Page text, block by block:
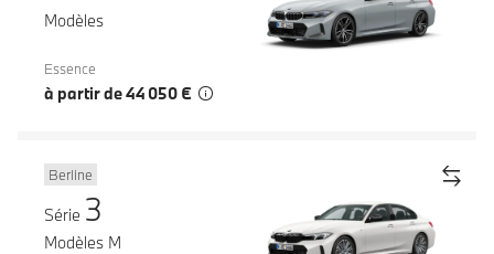
Modèles
Essence
à partir de 44 050 €
Berline
Série 3
Modèles M